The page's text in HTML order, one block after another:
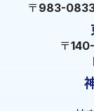
〒983-0833
〒